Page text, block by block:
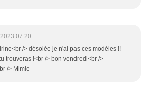
07:20
/> désolée je n'ai pas ces modèles !!
trouveras !<br /> bon vendredi<br />
/> Mimie